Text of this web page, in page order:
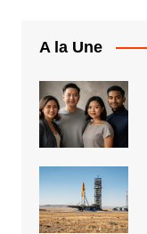
A la Une